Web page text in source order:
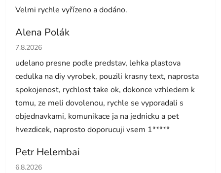
Velmi rychle vyřízeno a dodáno.
Alena Polák
Hodnocení obchodu je 5 z 5 hvězdiček.
7.8.2026
udelano presne podle predstav, lehka plastova
cedulka na diy vyrobek, pouzili krasny text, naprosta
spokojenost, rychlost take ok, dokonce vzhledem k
tomu, ze meli dovolenou, rychle se vyporadali s
objednavkami, komunikace ja na jednicku a pet
hvezdicek, naprosto doporucuji vsem 1*****
Petr Helembai
Hodnocení obchodu je 5 z 5 hvězdiček.
6.8.2026